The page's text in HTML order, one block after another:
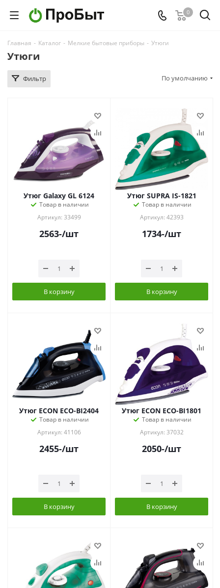
0
Главная - Каталог - Мелкие бытовые приборы - Утюги
Утюги
Фильтр По умолчанию
Утюг Galaxy GL 6124
Товар в наличии
Артикул: 33499
2563-/шт
В корзину
Утюг SUPRA IS-1821
Товар в наличии
Артикул: 42393
1734-/шт
В корзину
Утюг ECON ECO-BI2404
Товар в наличии
Артикул: 41106
2455-/шт
В корзину
Утюг ECON ECO-BI1801
Товар в наличии
Артикул: 37032
2050-/шт
В корзину